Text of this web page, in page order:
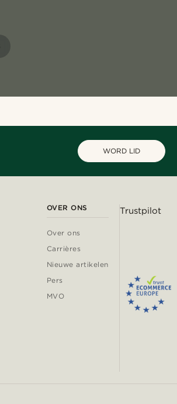
WORD LID
OVER ONS
Over ons
Carrières
Nieuwe artikelen
Pers
MVO
Trustpilot